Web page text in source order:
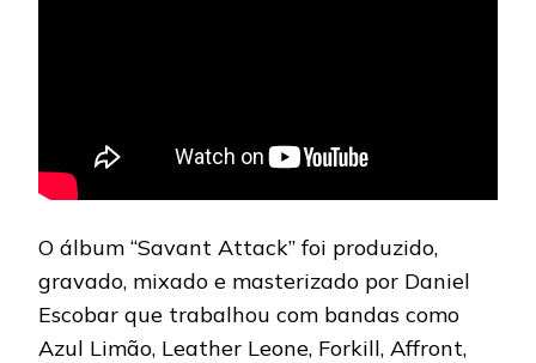
O álbum “Savant Attack” foi produzido,
gravado, mixado e masterizado por Daniel
Escobar que trabalhou com bandas como
Azul Limão, Leather Leone, Forkill, Affront,